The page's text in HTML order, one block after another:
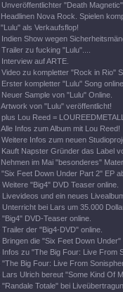
Unveröffentlichter "Death
Headlinen Nova Rock. Spielen
"Lulu" als Verkaufsflop!
Indien Show wegen
Trailer zu fucking "Lulu"....
Interview auf ARTE.
Video zu kompletter "Rock in Rio"
Erster kompletter "Lulu" Song
Neuer Sample von "Lulu" Online.
Artwork von "Lulu" veröffentlicht!
plus Lou Reed =
Alle Infos zum Album mit Lou Reed!
Weitere Infos zum neuen
Kauft Napster Gründer das Label
Nehmen im Mai "besonderes"
"Six Feet Down Under Part 2" EP
Weitere "Big4" DVD Teaser online.
Livevideos und ein neues
Unterricht bei Lars um 35.000
"Big4" DVD-Teaser online.
Trailer der "Big4-DVD" online.
Bringen die "Six Feet Down Under"
Infos zu "The Big Four: Live From
"The Big Four: Live From
Lars Ulrich bereut "Some Kind Of
"Randale Totale" bei